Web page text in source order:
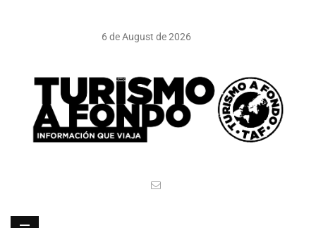
6 de August de 2026